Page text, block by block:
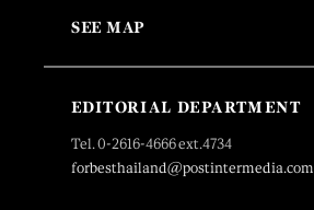
SEE MAP
EDITORIAL DEPARTMENT
Tel. 0-2616-4666 ext.4734
forbesthailand@postintermedia.com